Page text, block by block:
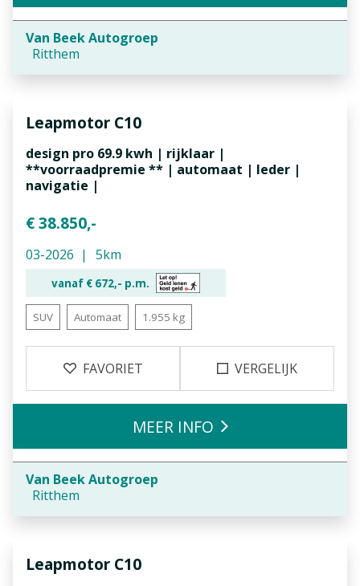
Van Beek Autogroep
Ritthem
Leapmotor C10
design pro 69.9 kwh | rijklaar |
**voorraadpremie ** | automaat | leder |
navigatie |
€ 38.850,-
03-2026 5km
vanaf € 672,- p.m.
SUV Automaat 1.955 kg
FAVORIET VERGELIJK
Van Beek Autogroep
Ritthem
MEER INFO
Leapmotor C10